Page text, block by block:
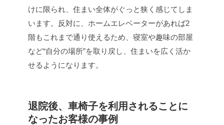
けに限られ、住まい全体がぐっと狭く感じてしま
います。反対に、ホームエレベーターがあれば2
階もこれまで通り使えるため、寝室や趣味の部屋
など“自分の場所”を取り戻し、住まいを広く活か
せるようになります。
退院後、車椅子を利用されることに
なったお客様の事例